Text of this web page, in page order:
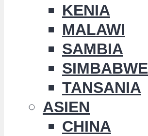
KENIA
MALAWI
SAMBIA
SIMBABWE
TANSANIA
ASIEN
CHINA